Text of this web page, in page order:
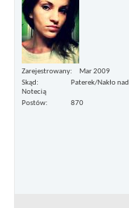
Zarejestrowany
Mar 2009
Skąd
Paterek/Nakło nad
Notecią
Postów
870